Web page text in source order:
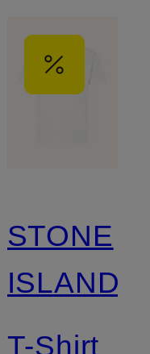
STONE
ISLAND
T-Shirt